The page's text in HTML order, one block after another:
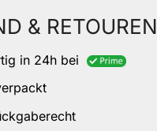
& RETOUREN
in 24h bei